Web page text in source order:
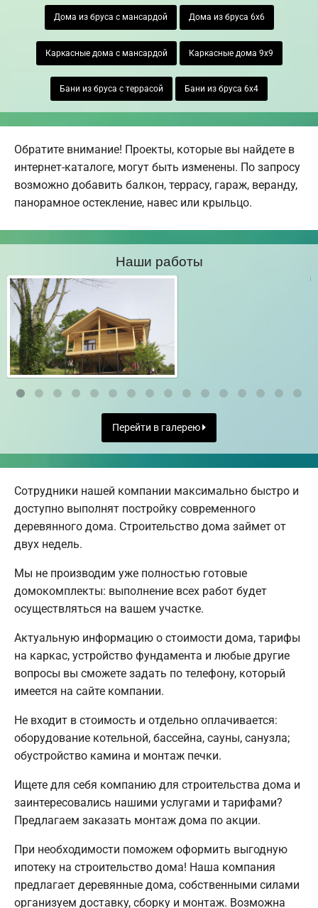
Дома из бруса с мансардой Дома из бруса 6х6
Каркасные дома с мансардой Каркасные дома 9х9
Бани из бруса с террасой Бани из бруса 6х4
Обратите внимание! Проекты, которые вы найдете в
интернет-каталоге, могут быть изменены. По запросу
возможно добавить балкон, террасу, гараж, веранду,
панорамное остекление, навес или крыльцо.
Наши работы
Перейти в галерею
Сотрудники нашей компании максимально быстро и
доступно выполнят постройку современного
деревянного дома. Строительство дома займет от
двух недель.
Мы не производим уже полностью готовые
домокомплекты: выполнение всех работ будет
осуществляться на вашем участке.
Актуальную информацию о стоимости дома, тарифы
на каркас, устройство фундамента и любые другие
вопросы вы сможете задать по телефону, который
имеется на сайте компании.
Не входит в стоимость и отдельно оплачивается:
оборудование котельной, бассейна, сауны, санузла;
обустройство камина и монтаж печки.
Ищете для себя компанию для строительства дома и
заинтересовались нашими услугами и тарифами?
Предлагаем заказать монтаж дома по акции.
При необходимости поможем оформить выгодную
ипотеку на строительство дома! Наша компания
предлагает деревянные дома, собственными силами
организуем доставку, сборку и монтаж. Возможна